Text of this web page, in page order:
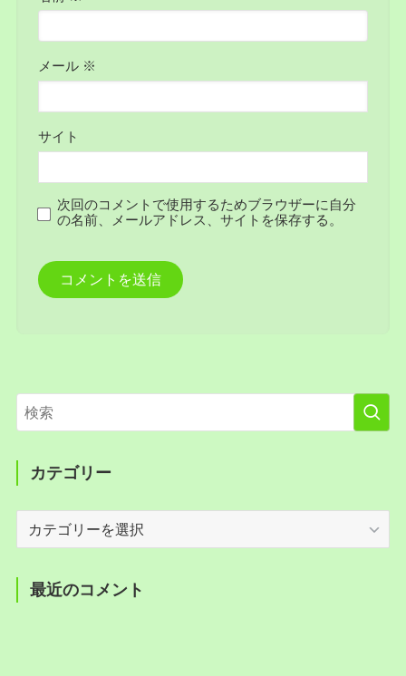
メール ※
サイト
次回のコメントで使用するためブラウザーに自分
の名前、メールアドレス、サイトを保存する。
カテゴリー
最近のコメント